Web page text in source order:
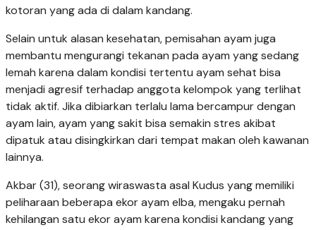
kotoran yang ada di dalam kandang.
Selain untuk alasan kesehatan, pemisahan ayam juga
membantu mengurangi tekanan pada ayam yang sedang
lemah karena dalam kondisi tertentu ayam sehat bisa
menjadi agresif terhadap anggota kelompok yang terlihat
tidak aktif. Jika dibiarkan terlalu lama bercampur dengan
ayam lain, ayam yang sakit bisa semakin stres akibat
dipatuk atau disingkirkan dari tempat makan oleh kawanan
lainnya.
Akbar (31), seorang wiraswasta asal Kudus yang memiliki
peliharaan beberapa ekor ayam elba, mengaku pernah
kehilangan satu ekor ayam karena kondisi kandang yang